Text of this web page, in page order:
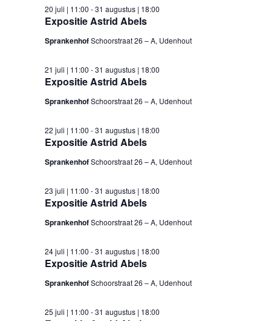
Expositie Astrid Abels
20 juli | 11:00 -31 augustus | 18:00
SprankenhofSchoorstraat 26 – A, Udenhout
Expositie Astrid Abels
21 juli | 11:00 -31 augustus | 18:00
SprankenhofSchoorstraat 26 – A, Udenhout
Expositie Astrid Abels
22 juli | 11:00 -31 augustus | 18:00
SprankenhofSchoorstraat 26 – A, Udenhout
Expositie Astrid Abels
23 juli | 11:00 -31 augustus | 18:00
SprankenhofSchoorstraat 26 – A, Udenhout
Expositie Astrid Abels
24 juli | 11:00 -31 augustus | 18:00
SprankenhofSchoorstraat 26 – A, Udenhout
25 juli | 11:00 -31 augustus | 18:00